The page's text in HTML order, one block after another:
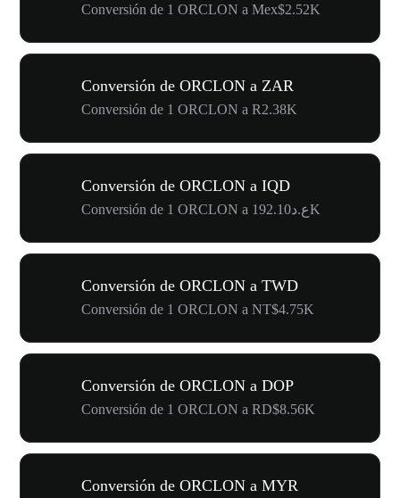
Conversión de 1 ORCLON a Mex$2.52K
Conversión de ORCLON a ZAR
Conversión de 1 ORCLON a R2.38K
Conversión de ORCLON a IQD
Conversión de 1 ORCLON a ع.د192.10K
Conversión de ORCLON a TWD
Conversión de 1 ORCLON a NT$4.75K
Conversión de ORCLON a DOP
Conversión de 1 ORCLON a RD$8.56K
Conversión de ORCLON a MYR